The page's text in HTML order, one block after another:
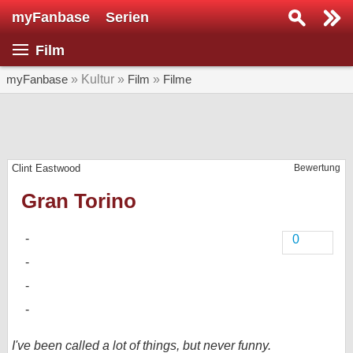
myFanbase Serien
Film
myFanbase » Kultur » Film » Filme
Bewertung
Clint Eastwood
Gran Torino
0
I've been called a lot of things, but never funny.
Serie suchen...
SERIEN
Forum